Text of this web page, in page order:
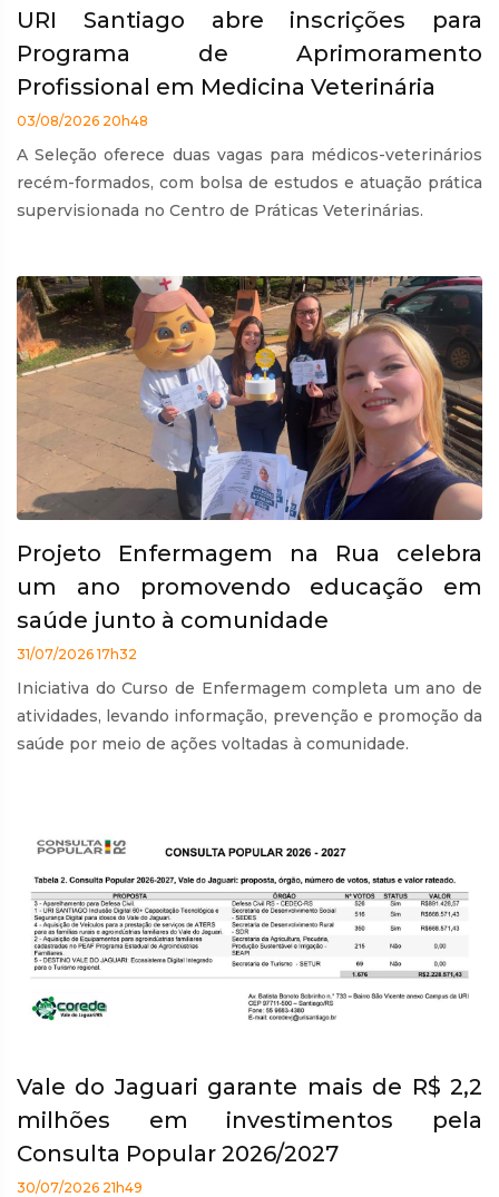
URI Santiago abre inscrições para
Programa de Aprimoramento
Profissional em Medicina Veterinária
03/08/2026 20h48
A Seleção oferece duas vagas para médicos-veterinários
recém-formados, com bolsa de estudos e atuação prática
supervisionada no Centro de Práticas Veterinárias.
Projeto Enfermagem na Rua celebra
um ano promovendo educação em
saúde junto à comunidade
31/07/2026 17h32
Iniciativa do Curso de Enfermagem completa um ano de
atividades, levando informação, prevenção e promoção da
saúde por meio de ações voltadas à comunidade.
Vale do Jaguari garante mais de R$ 2,2
milhões em investimentos pela
Consulta Popular 2026/2027
30/07/2026 21h49